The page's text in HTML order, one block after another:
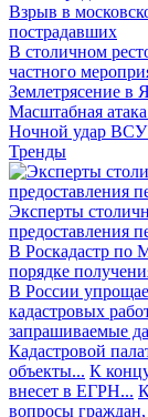
Взрыв в
пострадавших
В столичном
частного
Землетрясение в
Масштабная
Ночной удар ВСУ
Тренды
Эксперты
предоставления
В Роскадастр по
порядке
В России
кадастровых
запрашиваемые
Кадастровой
объекты... К
внесет в ЕГРН...
вопросы